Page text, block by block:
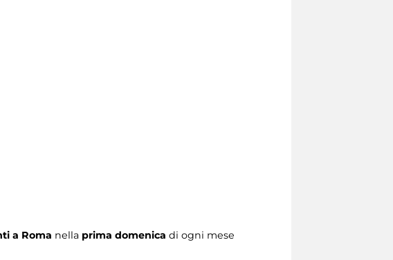
a Roma nella prima domenica di ogni mese